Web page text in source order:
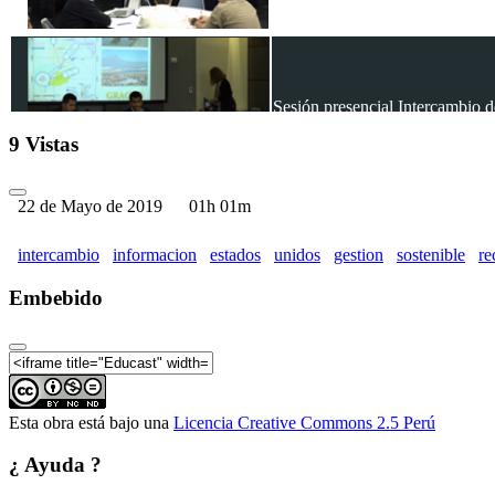
Sesión presencial Intercambio
Sesión presencial Intercambio
9 Vistas
22 de Mayo de 2019 01h 01m
intercambio informacion estados unidos gestion sostenible
Embebido
Esta obra está bajo una Licencia Creative Commons 2.5 Perú
¿ Ayuda ?